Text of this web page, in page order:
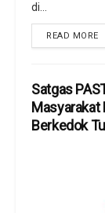
di...
READ MORE
Satgas
Berkedok